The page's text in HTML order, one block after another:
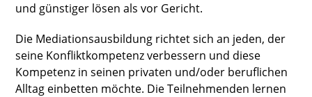
und günstiger lösen als vor Gericht.
Die Mediationsausbildung richtet sich an jeden, der
seine Konfliktkompetenz verbessern und diese
Kompetenz in seinen privaten und/oder beruflichen
Alltag einbetten möchte. Die Teilnehmenden lernen